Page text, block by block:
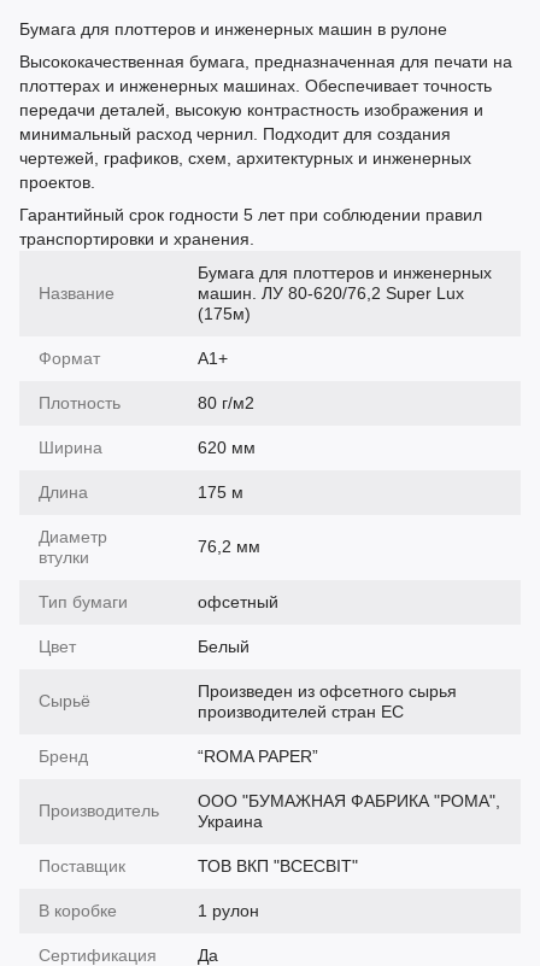
Бумага для плоттеров и инженерных машин в рулоне
Высококачественная бумага, предназначенная для печати на
плоттерах и инженерных машинах. Обеспечивает точность
передачи деталей, высокую контрастность изображения и
минимальный расход чернил. Подходит для создания
чертежей, графиков, схем, архитектурных и инженерных
проектов.
Гарантийный срок годности 5 лет при соблюдении правил
транспортировки и хранения.
Название
Бумага для плоттеров и инженерных
машин. ЛУ 80-620/76,2 Super Lux
(175м)
Формат А1+
Плотность 80 г/м2
Ширина 620 мм
Длина 175 м
Диаметр
втулки
76,2 мм
Тип бумаги офсетный
Цвет Белый
Сырьё
Произведен из офсетного сырья
производителей стран ЕС
Бренд “ROMA PAPER”
Производитель
ООО "БУМАЖНАЯ ФАБРИКА "РОМА",
Украина
Поставщик ТОВ ВКП "ВСЕСВІТ"
В коробке 1 рулон
Сертификация Да